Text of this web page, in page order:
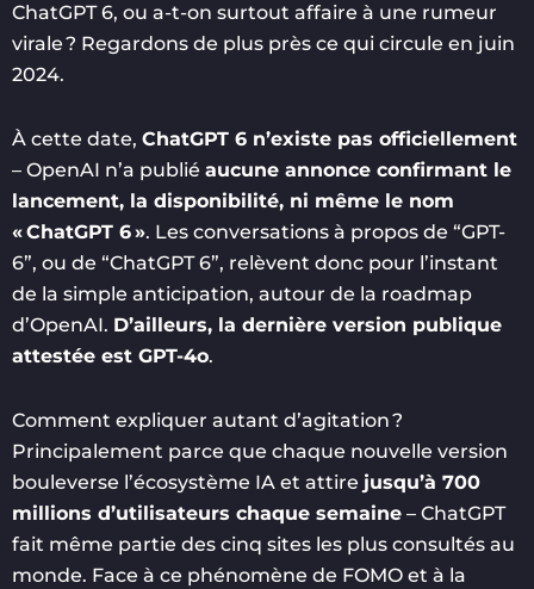
ChatGPT 6, ou a-t-on surtout affaire à une rumeur
virale ? Regardons de plus près ce qui circule en juin
2024.
À cette date, ChatGPT 6 n’existe pas officiellement
– OpenAI n’a publié aucune annonce confirmant le
lancement, la disponibilité, ni même le nom
« ChatGPT 6 ». Les conversations à propos de “GPT-
6”, ou de “ChatGPT 6”, relèvent donc pour l’instant
de la simple anticipation, autour de la roadmap
d’OpenAI. D’ailleurs, la dernière version publique
attestée est GPT-4o.
Comment expliquer autant d’agitation ?
Principalement parce que chaque nouvelle version
bouleverse l’écosystème IA et attire jusqu’à 700
millions d’utilisateurs chaque semaine – ChatGPT
fait même partie des cinq sites les plus consultés au
monde. Face à ce phénomène de FOMO et à la